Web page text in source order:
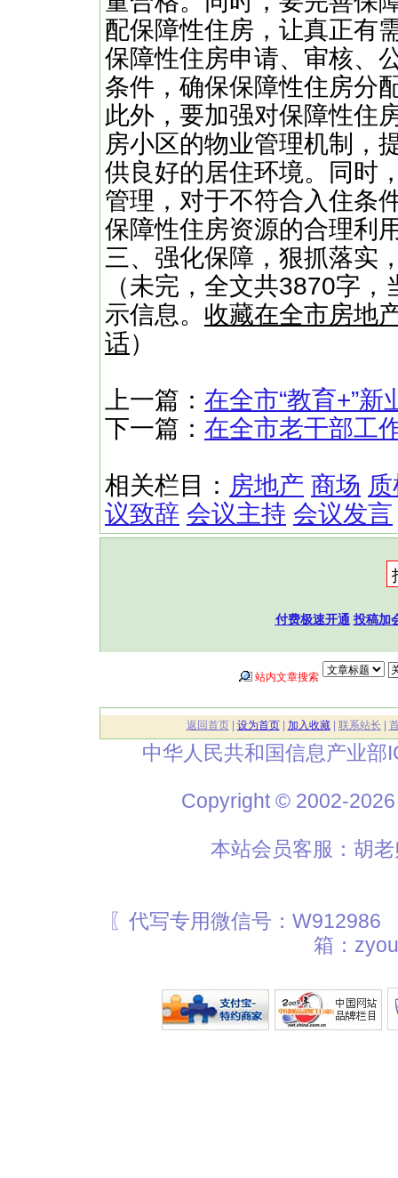
配保障性住房，让真正有
保障性住房申请、审核、
条件，确保保障性住房分
此外，要加强对保障性住
房小区的物业管理机制，
供良好的居住环境。同时
管理，对于不符合入住条
保障性住房资源的合理利
三、强化保障，狠抓落
（未完，全文共3870字
示信息。 收藏在全市房地
话）
上一篇： 在全市“教育+”
下一篇： 在全市老干部工
相关栏目： 房地产 商场
议致辞 会议主持 会议发言
付费极速开通 投稿加
站内文章搜索
返回首页| 设为首页| 加入收藏| 联系站长
中华人民共和国信息产业部
Copyright © 2002-
本站会员客服：胡
〖代写专用微信号：
箱：